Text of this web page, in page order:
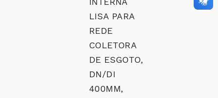
LISA PARA
REDE
COLETORA
DE ESGOTO,
DN/DI
400MM,